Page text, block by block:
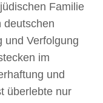
Familie
deutschen
und Verfolgung
im
und
überlebte nur